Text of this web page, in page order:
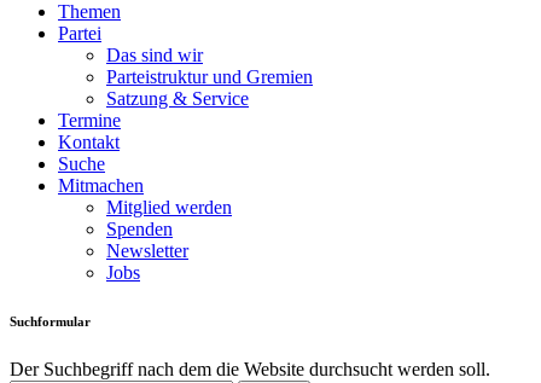
Themen
Partei
Das sind wir
Parteistruktur und Gremien
Satzung & Service
Termine
Kontakt
Suche
Mitmachen
Mitglied werden
Spenden
Newsletter
Jobs
Suchformular
Der Suchbegriff nach dem die Website durchsucht werden soll.